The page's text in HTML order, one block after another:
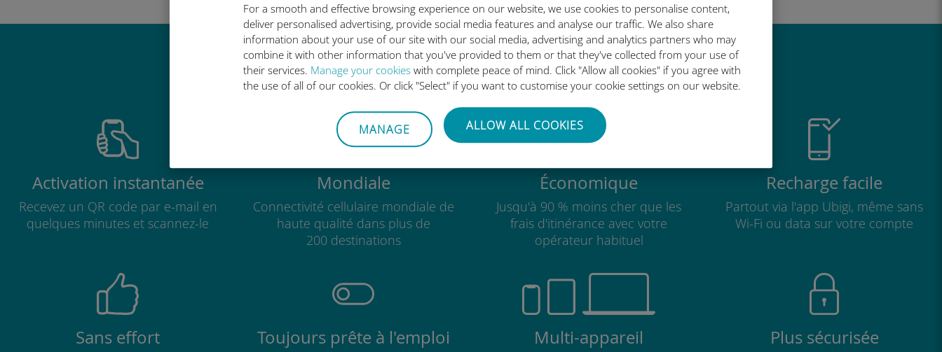
For a smooth and effective browsing experience on our website, we use cookies to personalise content,
deliver personalised advertising, provide social media features and analyse our traffic. We also share
information about your use of our site with our social media, advertising and analytics partners who may
combine it with other information that you've provided to them or that they've collected from your use of
their services. Manage your cookies with complete peace of mind. Click "Allow all cookies" if you agree with
the use of all of our cookies. Or click "Select" if you want to customise your cookie settings on our website.
MANAGE ALLOW ALL COOKIES
Pourquoi l'eSIM internationale Ubigi est si bien
Activation instantanée
Recevez un QR code par e-mail en
quelques minutes et scannez-le
Mondiale
Connectivité cellulaire mondiale de
haute qualité dans plus de
200 destinations
Économique
Jusqu'à 90 % moins cher que les
frais d'itinérance avec votre
opérateur habituel
Recharge facile
Partout via l'app Ubigi, même sans
Wi-Fi ou data sur votre compte
Sans effort Toujours prête à l'emploi Multi-appareil Plus sécurisée